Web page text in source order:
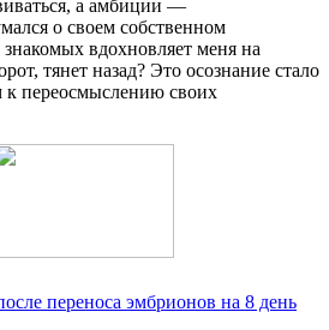
а амбиции —
о своем собственном
вдохновляет меня на
тянет назад? Это осознание стало
переосмыслению своих
переноса эмбрионов на 8 день